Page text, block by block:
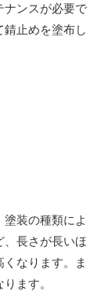
ナンスが必要で
止めを塗布し
装の種類によ
、長さが長いほ
なります。ま
ます。